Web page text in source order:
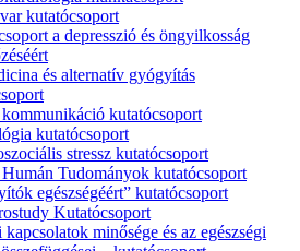
kutatócsoport
a depresszió és öngyilkosság
és alternatív gyógyítás
kutatócsoport
kutatócsoport
stressz kutatócsoport
Tudományok kutatócsoport
egészségéért” kutatócsoport
Kutatócsoport
kapcsolatok minősége és az egészségi